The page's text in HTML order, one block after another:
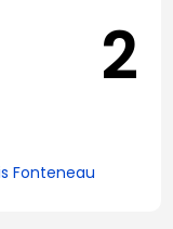
2
Fonteneau